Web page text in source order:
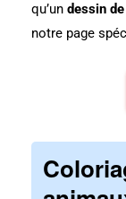
qu’un dessin
notre page